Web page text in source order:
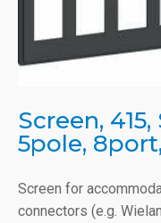
Screen,
5pole,
Screen for
connectors (e.g.